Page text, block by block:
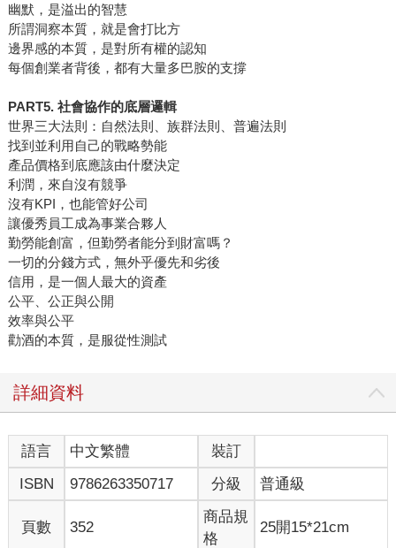
幽默，是溢出的智慧
所謂洞察本質，就是會打比方
邊界感的本質，是對所有權的認知
每個創業者背後，都有大量多巴胺的支撐
PART5. 社會協作的底層邏輯
世界三大法則：自然法則、族群法則、普遍法則
找到並利用自己的戰略勢能
產品價格到底應該由什麼決定
利潤，來自沒有競爭
沒有KPI，也能管好公司
讓優秀員工成為事業合夥人
勤勞能創富，但勤勞者能分到財富嗎？
一切的分錢方式，無外乎優先和劣後
信用，是一個人最大的資產
公平、公正與公開
效率與公平
勸酒的本質，是服從性測試
詳細資料
語言 中文繁體
裝訂
ISBN
9786263350717 分級 普通級
頁數 352
商品規
格
25開15*21cm